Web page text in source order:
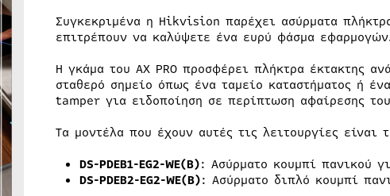
Συγκεκριμένα η Hikvision παρέχει ασύρματα
επιτρέπουν να καλύψετε ένα ευρύ φάσμα
Η γκάμα του AX PRO προσφέρει πλήκτρα έκτακτης
σταθερό σημείο όπως ένα ταμείο καταστήματος ή
tamper για ειδοποίηση σε περίπτωση αφαίρεσης
Τα μοντέλα που έχουν αυτές τις λειτουργίες είναι
DS-PDEB1-EG2-WE(B): Ασύρματο κουμπί πανικού
DS-PDEB2-EG2-WE(B): Ασύρματο διπλό κουμπί